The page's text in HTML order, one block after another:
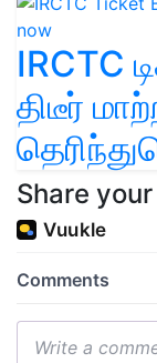
IRCTC
திடீர்
Share